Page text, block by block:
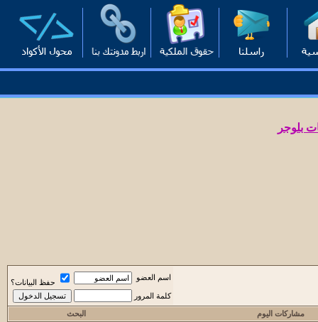
بلوجر
اسم العضو
حفظ البيانات؟
كلمة المرور
مشاركات اليوم البحث